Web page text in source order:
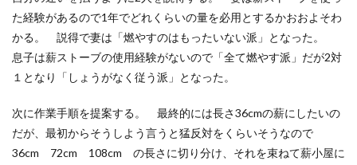
た経験があるので1年でどれくらいの量を必用とするかおおよそわ
かる。 説得で妻は「燃やすのはもったいない派」となった。
息子は薪ストーブの使用経験がないので「全て燃やす派」だが2対
１となり「しょうがなく従う派」となった。
次に作業手順を提案する。 最終的には長さ36cmの薪にしたいの
だが、最初からそうしよう言うと猛反対をくらいそうなので
36cm 72cm 108cm の長さに切り分け、それを束ねて薪小屋に